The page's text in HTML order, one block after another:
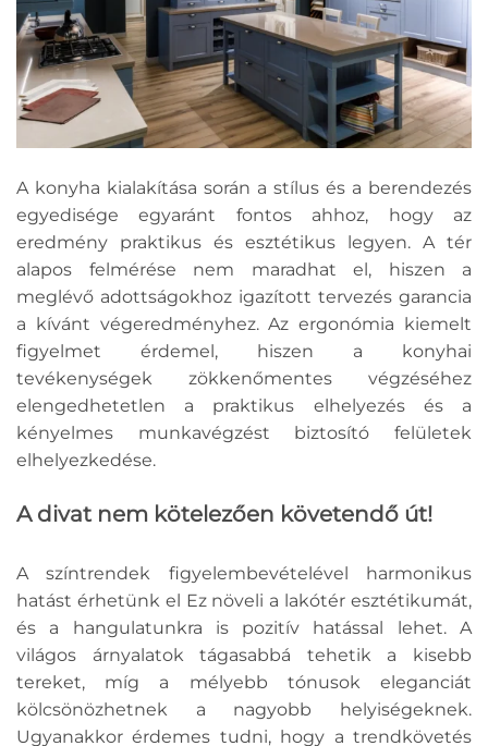
A konyha kialakítása során a stílus és a berendezés
egyedisége egyaránt fontos ahhoz, hogy az
eredmény praktikus és esztétikus legyen. A tér
alapos felmérése nem maradhat el, hiszen a
meglévő adottságokhoz igazított tervezés garancia
a kívánt végeredményhez. Az ergonómia kiemelt
figyelmet érdemel, hiszen a konyhai
tevékenységek zökkenőmentes végzéséhez
elengedhetetlen a praktikus elhelyezés és a
kényelmes munkavégzést biztosító felületek
elhelyezkedése.
A divat nem kötelezően követendő út!
A színtrendek figyelembevételével harmonikus
hatást érhetünk el Ez növeli a lakótér esztétikumát,
és a hangulatunkra is pozitív hatással lehet. A
világos árnyalatok tágasabbá tehetik a kisebb
tereket, míg a mélyebb tónusok eleganciát
kölcsönözhetnek a nagyobb helyiségeknek.
Ugyanakkor érdemes tudni, hogy a trendkövetés